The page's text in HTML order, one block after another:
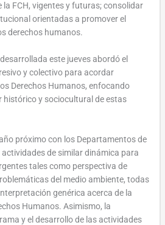
FCH, vigentes y futuras; consolidar
orientadas a promover el
derechos humanos.
este jueves abordó el
y colectivo para acordar
Derechos Humanos, enfocando
histórico y sociocultural de estas
próximo con los Departamentos de
actividades de similar dinámica para
tales como perspectiva de
del medio ambiente, todas
genérica acerca de la
Humanos. Asimismo, la
y el desarrollo de las actividades